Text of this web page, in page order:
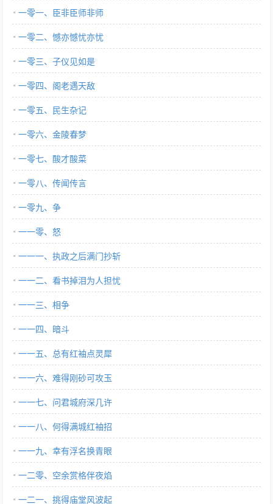
一零一、臣非臣师非师
一零二、憾亦憾忧亦忧
一零三、子仪见如是
一零四、阁老遇天敌
一零五、民生杂记
一零六、金陵春梦
一零七、酸才酸菜
一零八、传闻传言
一零九、争
一一零、怒
一一一、执政之后满门抄斩
一一二、看书掉泪为人担忧
一一三、相争
一一四、暗斗
一一五、总有红袖点灵犀
一一六、难得刚砂可攻玉
一一七、问君城府深几许
一一八、何得满城红袖招
一一九、幸有浮名换青眼
一二零、空余赏格伴夜焰
一二一、挑得庙堂风波起